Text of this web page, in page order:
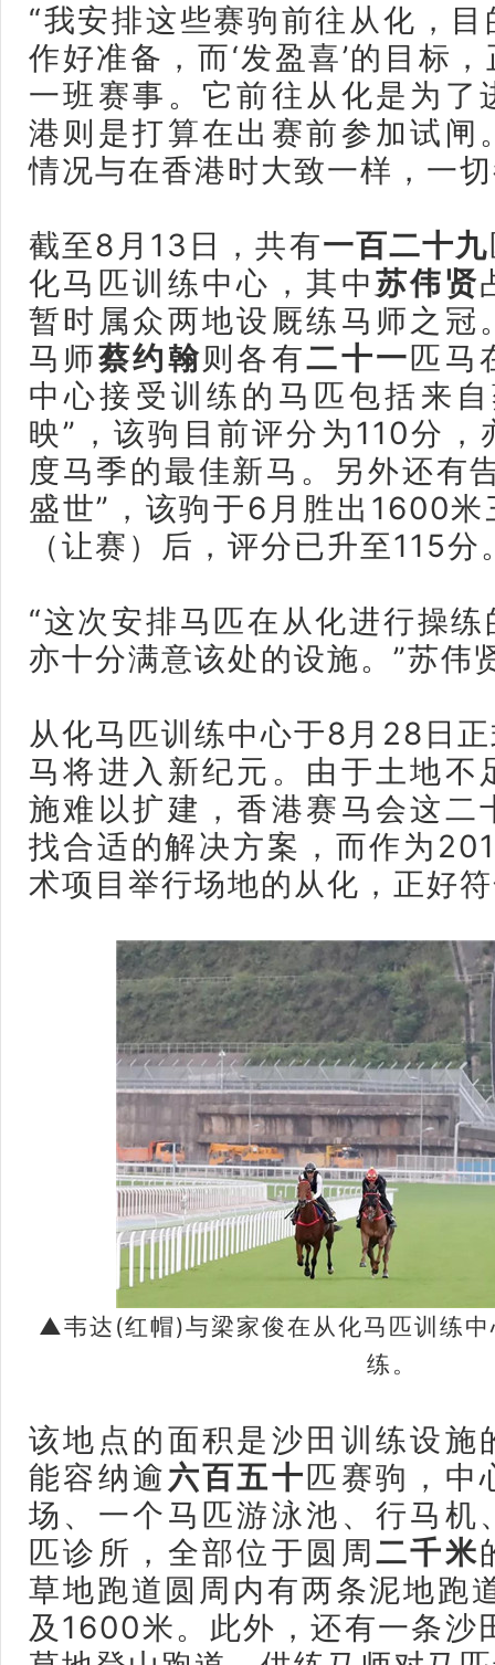
“我安排这些赛驹前往从化，
作好准备，而‘发盈喜’的目标
一班赛事。它前往从化是为了
港则是打算在出赛前参加试闸
情况与在香港时大致一样，一
截至8月13日，共有一百二十九
化马匹训练中心，其中苏伟贤
暂时属众两地设厩练马师之冠
马师蔡约翰则各有二十一匹马
中心接受训练的马匹包括来
映”，该驹目前评分为110分
度马季的最佳新马。另外还有
盛世”，该驹于6月胜出1600
（让赛）后，评分已升至115分
“这次安排马匹在从化进行操
亦十分满意该处的设施。”苏伟
从化马匹训练中心于8月28日
马将进入新纪元。由于土地不
施难以扩建，香港赛马会这二
找合适的解决方案，而作为
术项目举行场地的从化，正好
▲韦达(红帽)与梁家俊在从化马匹训练
练。
该地点的面积是沙田训练设施
能容纳逾六百五十匹赛驹，中
场、一个马匹游泳池、行马机
匹诊所，全部位于圆周二千米
草地跑道圆周内有两条泥地跑
及1600米。此外，还有一条沙